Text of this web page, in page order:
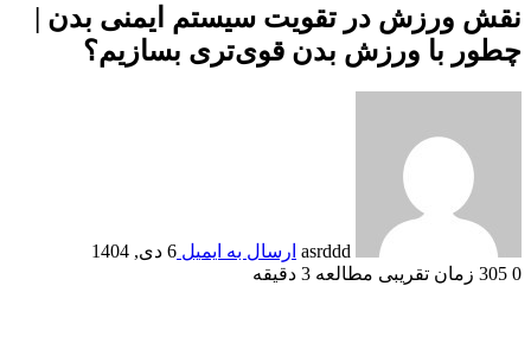
نقش ورزش در تقویت سیستم ایمنی بدن |
چطور با ورزش بدن قوی‌تری بسازیم؟
asrddd ارسال به ایمیل 6 دی, 1404
0
زمان تقریبی مطالعه 3 دقیقه